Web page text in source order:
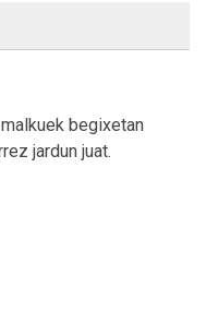
begixetan
jardun juat.